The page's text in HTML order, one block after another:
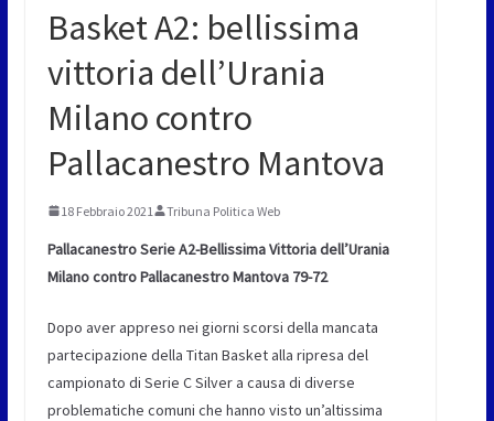
Basket A2: bellissima
vittoria dell’Urania
Milano contro
Pallacanestro Mantova
18 Febbraio 2021 Tribuna Politica Web
Pallacanestro Serie A2-Bellissima Vittoria dell’Urania
Milano contro Pallacanestro Mantova 79-72
Dopo aver appreso nei giorni scorsi della mancata
partecipazione della Titan Basket alla ripresa del
campionato di Serie C Silver a causa di diverse
problematiche comuni che hanno visto un’altissima